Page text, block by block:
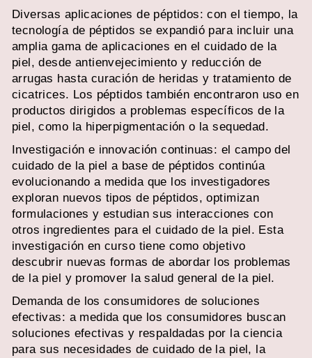
Diversas aplicaciones de péptidos: con el tiempo, la
tecnología de péptidos se expandió para incluir una
amplia gama de aplicaciones en el cuidado de la
piel, desde antienvejecimiento y reducción de
arrugas hasta curación de heridas y tratamiento de
cicatrices. Los péptidos también encontraron uso en
productos dirigidos a problemas específicos de la
piel, como la hiperpigmentación o la sequedad.
Investigación e innovación continuas: el campo del
cuidado de la piel a base de péptidos continúa
evolucionando a medida que los investigadores
exploran nuevos tipos de péptidos, optimizan
formulaciones y estudian sus interacciones con
otros ingredientes para el cuidado de la piel. Esta
investigación en curso tiene como objetivo
descubrir nuevas formas de abordar los problemas
de la piel y promover la salud general de la piel.
Demanda de los consumidores de soluciones
efectivas: a medida que los consumidores buscan
soluciones efectivas y respaldadas por la ciencia
para sus necesidades de cuidado de la piel, la